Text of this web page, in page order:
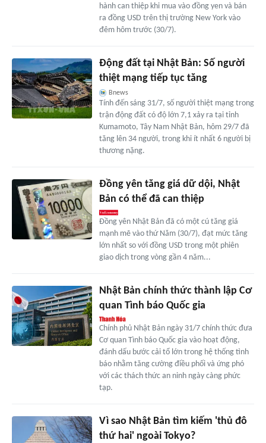
hành can thiệp khi mua vào đồng yen và bán
ra đồng USD trên thị trường New York vào
đêm hôm trước (30/7).
Động đất tại Nhật Bản: Số người
thiệt mạng tiếp tục tăng
Bnews
Tính đến sáng 31/7, số người thiệt mạng trong
trận động đất có độ lớn 7,1 xảy ra tại tỉnh
Kumamoto, Tây Nam Nhật Bản, hôm 29/7 đã
tăng lên 34 người, trong khi ít nhất 6 người bị
thương nặng.
Đồng yên tăng giá dữ dội, Nhật
Bản có thể đã can thiệp
Đồng yên Nhật Bản đã có một cú tăng giá
mạnh mẽ vào thứ Năm (30/7), đạt mức tăng
lớn nhất so với đồng USD trong một phiên
giao dịch trong vòng gần 4 năm...
Nhật Bản chính thức thành lập Cơ
quan Tình báo Quốc gia
Chính phủ Nhật Bản ngày 31/7 chính thức đưa
Cơ quan Tình báo Quốc gia vào hoạt động,
đánh dấu bước cải tổ lớn trong hệ thống tình
báo nhằm tăng cường điều phối và ứng phó
với các thách thức an ninh ngày càng phức
tạp.
Vì sao Nhật Bản tìm kiếm 'thủ đô
thứ hai' ngoài Tokyo?